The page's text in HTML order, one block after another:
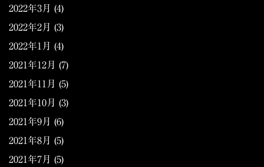
2022年3月 (4)
2022年2月 (3)
2022年1月 (4)
2021年12月 (7)
2021年11月 (5)
2021年10月 (3)
2021年9月 (6)
2021年8月 (5)
2021年7月 (5)